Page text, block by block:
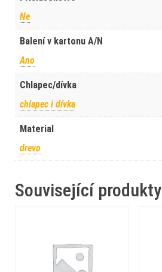
Ne
Balení v kartonu A/N
Ano
Chlapec/dívka
chlapec i dívka
Material
drevo
Související produkty